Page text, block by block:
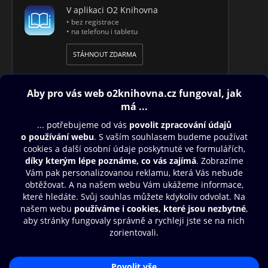
Rytířová
V aplikaci O2 Knihovna
• bez registrace
• na telefonu i tabletu
STÁHNOUT ZDARMA
Obsah ke stažení
Moje O2 Knihovna
Další zábava
© O2 Czech Republic a.s.